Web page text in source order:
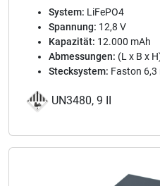
System: LiFePO4
Spannung: 12,8 V
Kapazität: 12.000 mAh
Abmessungen: (L x B x
Stecksystem: Faston 6,3
UN3480, 9 II